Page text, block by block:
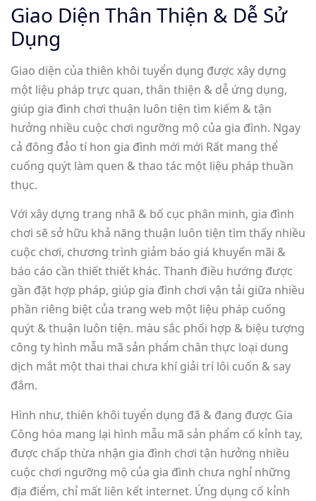
Giao Diện Thân Thiện & Dễ Sử
Dụng
Giao diện của thiên khôi tuyển dụng được xây dựng
một liệu pháp trực quan, thân thiện & dễ ứng dụng,
giúp gia đình chơi thuận luôn tiện tìm kiếm & tận
hưởng nhiều cuộc chơi ngưỡng mộ của gia đình. Ngay
cả đông đảo tí hon gia đình mới mới Rất mang thể
cuống quýt làm quen & thao tác một liệu pháp thuần
thục.
Với xây dựng trang nhã & bố cục phân minh, gia đình
chơi sẽ sở hữu khả năng thuận luôn tiện tìm thấy nhiều
cuộc chơi, chương trình giảm báo giá khuyến mãi &
báo cáo cần thiết thiết khác. Thanh điều hướng được
gần đặt hợp pháp, giúp gia đình chơi vận tải giữa nhiều
phần riêng biệt của trang web một liệu pháp cuống
quýt & thuận luôn tiện. màu sắc phối hợp & biệu tượng
công ty hình mẫu mã sản phẩm chân thực loại dung
dịch mắt một thai thai chưa khí giải trí lôi cuốn & say
đắm.
Hình như, thiên khôi tuyển dụng đã & đang được Gia
Công hóa mang lại hình mẫu mã sản phẩm cố kỉnh tay,
được chấp thừa nhận gia đình chơi tận hưởng nhiều
cuộc chơi ngưỡng mộ của gia đình chưa nghỉ những
địa điểm, chỉ mất liên kết internet. Ứng dụng cố kỉnh